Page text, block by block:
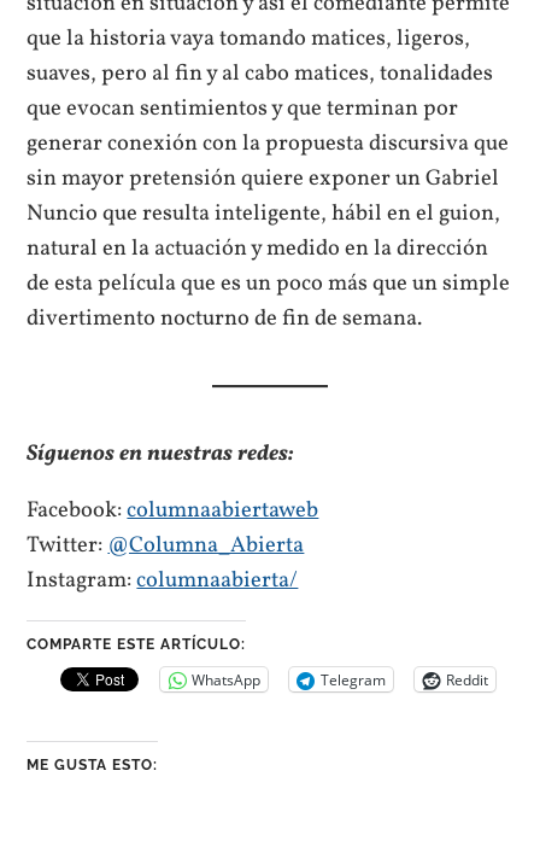
que la historia vaya tomando matices, ligeros,
suaves, pero al fin y al cabo matices, tonalidades
que evocan sentimientos y que terminan por
generar conexión con la propuesta discursiva que
sin mayor pretensión quiere exponer un Gabriel
Nuncio que resulta inteligente, hábil en el guion,
natural en la actuación y medido en la dirección
de esta película que es un poco más que un simple
divertimento nocturno de fin de semana.
Síguenos en nuestras redes:
Facebook:columnaabiertaweb
Twitter:@Columna_Abierta
Instagram:columnaabierta/
COMPARTE ESTE ARTÍCULO:
WhatsApp Telegram Reddit
ME GUSTA ESTO: